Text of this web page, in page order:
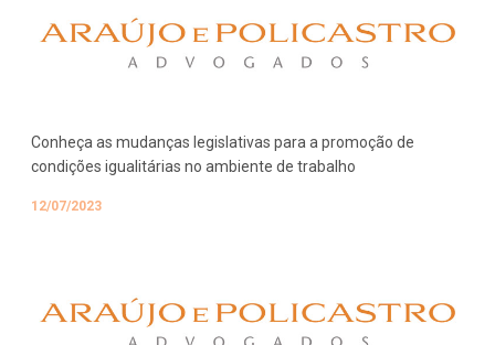
Conheça as mudanças legislativas para a promoção de
condições igualitárias no ambiente de trabalho
12/07/2023